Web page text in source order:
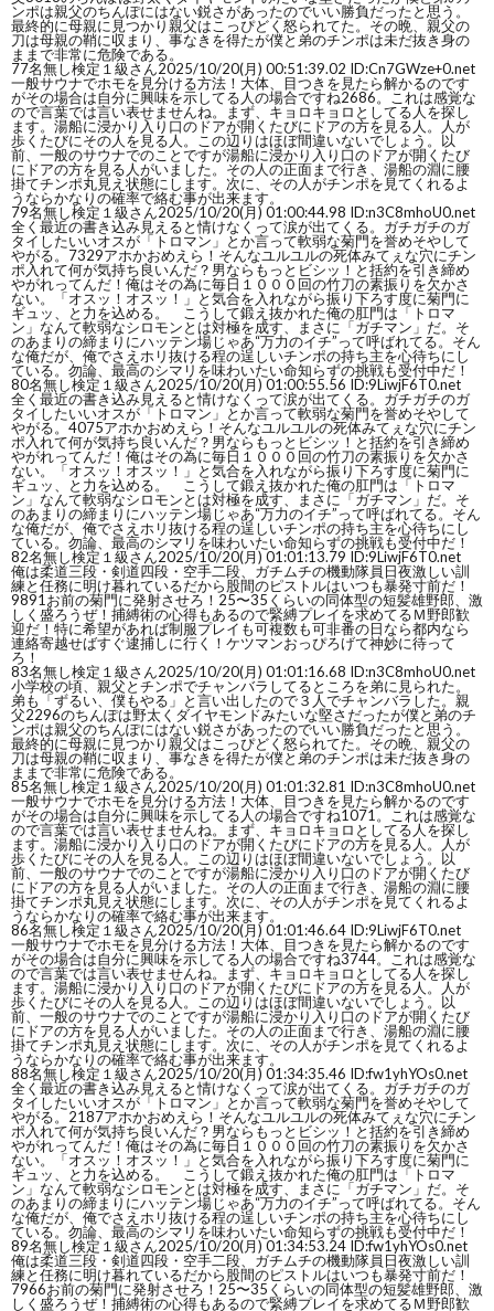
ンポは親父のちんぽにはない鋭さがあったのでいい勝負だったと思う。
最終的に母親に見つかり親父はこっぴどく怒られてた。その晩、親父の
刀は母親の鞘に収まり、事なきを得たが僕と弟のチンポは未だ抜き身の
ままで非常に危険である。
77名無し検定１級さん2025/10/20(月) 00:51:39.02 ID:Cn7GWze+0.net
一般サウナでホモを見分ける方法！大体、目つきを見たら解かるのです
がその場合は自分に興味を示してる人の場合ですね2686。これは感覚な
ので言葉では言い表せませんね。まず、キョロキョロとしてる人を探し
ます。湯船に浸かり入り口のドアが開くたびにドアの方を見る人。人が
歩くたびにその人を見る人。この辺りはほぼ間違いないでしょう。以
前、一般のサウナでのことですが湯船に浸かり入り口のドアが開くたび
にドアの方を見る人がいました。その人の正面まで行き、湯船の淵に腰
掛てチンポ丸見え状態にします。次に、その人がチンポを見てくれるよ
うならかなりの確率で絡む事が出来ます。
79名無し検定１級さん2025/10/20(月) 01:00:44.98 ID:n3C8mhoU0.net
全く最近の書き込み見えると情けなくって涙が出てくる。ガチガチのガ
タイしたいいオスが「トロマン」とか言って軟弱な菊門を誉めそやして
やがる。7329アホかおめえら！そんなユルユルの死体みてぇな穴にチン
ポ入れて何が気持ち良いんだ？男ならもっとビシッ！と括約を引き締め
やがれってんだ！俺はその為に毎日１０００回の竹刀の素振りを欠かさ
ない。「オスッ！オスッ！」と気合を入れながら振り下ろす度に菊門に
ギュッ、と力を込める。 こうして鍛え抜かれた俺の肛門は「トロマ
ン」なんて軟弱なシロモンとは対極を成す、まさに「ガチマン」だ。そ
のあまりの締まりにハッテン場じゃあ“万力のイチ”って呼ばれてる。そん
な俺だが、俺でさえホリ抜ける程の逞しいチンポの持ち主を心待ちにし
ている。勿論、最高のシマリを味わいたい命知らずの挑戦も受付中だ！
80名無し検定１級さん2025/10/20(月) 01:00:55.56 ID:9LiwjF6T0.net
全く最近の書き込み見えると情けなくって涙が出てくる。ガチガチのガ
タイしたいいオスが「トロマン」とか言って軟弱な菊門を誉めそやして
やがる。4075アホかおめえら！そんなユルユルの死体みてぇな穴にチン
ポ入れて何が気持ち良いんだ？男ならもっとビシッ！と括約を引き締め
やがれってんだ！俺はその為に毎日１０００回の竹刀の素振りを欠かさ
ない。「オスッ！オスッ！」と気合を入れながら振り下ろす度に菊門に
ギュッ、と力を込める。 こうして鍛え抜かれた俺の肛門は「トロマ
ン」なんて軟弱なシロモンとは対極を成す、まさに「ガチマン」だ。そ
のあまりの締まりにハッテン場じゃあ“万力のイチ”って呼ばれてる。そん
な俺だが、俺でさえホリ抜ける程の逞しいチンポの持ち主を心待ちにし
ている。勿論、最高のシマリを味わいたい命知らずの挑戦も受付中だ！
82名無し検定１級さん2025/10/20(月) 01:01:13.79 ID:9LiwjF6T0.net
俺は柔道三段・剣道四段・空手二段、ガチムチの機動隊員日夜激しい訓
練と任務に明け暮れているだから股間のピストルはいつも暴発寸前だ！
9891お前の菊門に発射させろ！25〜35くらいの同体型の短髪雄野郎、激
しく盛ろうぜ！捕縛術の心得もあるので緊縛プレイを求めてるＭ野郎歓
迎だ！特に希望があれば制服プレイも可複数も可非番の日なら都内なら
連絡寄越せばすぐ逮捕しに行く！ケツマンおっぴろげて神妙に待って
ろ！
83名無し検定１級さん2025/10/20(月) 01:01:16.68 ID:n3C8mhoU0.net
小学校の頃、親父とチンポでチャンバラしてるところを弟に見られた。
弟も「ずるい、僕もやる」と言い出したので３人でチャンバラした。親
父2296のちんぽは野太くダイヤモンドみたいな堅さだったが僕と弟のチ
ンポは親父のちんぽにはない鋭さがあったのでいい勝負だったと思う。
最終的に母親に見つかり親父はこっぴどく怒られてた。その晩、親父の
刀は母親の鞘に収まり、事なきを得たが僕と弟のチンポは未だ抜き身の
ままで非常に危険である。
85名無し検定１級さん2025/10/20(月) 01:01:32.81 ID:n3C8mhoU0.net
一般サウナでホモを見分ける方法！大体、目つきを見たら解かるのです
がその場合は自分に興味を示してる人の場合ですね1071。これは感覚な
ので言葉では言い表せませんね。まず、キョロキョロとしてる人を探し
ます。湯船に浸かり入り口のドアが開くたびにドアの方を見る人。人が
歩くたびにその人を見る人。この辺りはほぼ間違いないでしょう。以
前、一般のサウナでのことですが湯船に浸かり入り口のドアが開くたび
にドアの方を見る人がいました。その人の正面まで行き、湯船の淵に腰
掛てチンポ丸見え状態にします。次に、その人がチンポを見てくれるよ
うならかなりの確率で絡む事が出来ます。
86名無し検定１級さん2025/10/20(月) 01:01:46.64 ID:9LiwjF6T0.net
一般サウナでホモを見分ける方法！大体、目つきを見たら解かるのです
がその場合は自分に興味を示してる人の場合ですね3744。これは感覚な
ので言葉では言い表せませんね。まず、キョロキョロとしてる人を探し
ます。湯船に浸かり入り口のドアが開くたびにドアの方を見る人。人が
歩くたびにその人を見る人。この辺りはほぼ間違いないでしょう。以
前、一般のサウナでのことですが湯船に浸かり入り口のドアが開くたび
にドアの方を見る人がいました。その人の正面まで行き、湯船の淵に腰
掛てチンポ丸見え状態にします。次に、その人がチンポを見てくれるよ
うならかなりの確率で絡む事が出来ます。
88名無し検定１級さん2025/10/20(月) 01:34:35.46 ID:fw1yhYOs0.net
全く最近の書き込み見えると情けなくって涙が出てくる。ガチガチのガ
タイしたいいオスが「トロマン」とか言って軟弱な菊門を誉めそやして
やがる。2187アホかおめえら！そんなユルユルの死体みてぇな穴にチン
ポ入れて何が気持ち良いんだ？男ならもっとビシッ！と括約を引き締め
やがれってんだ！俺はその為に毎日１０００回の竹刀の素振りを欠かさ
ない。「オスッ！オスッ！」と気合を入れながら振り下ろす度に菊門に
ギュッ、と力を込める。 こうして鍛え抜かれた俺の肛門は「トロマ
ン」なんて軟弱なシロモンとは対極を成す、まさに「ガチマン」だ。そ
のあまりの締まりにハッテン場じゃあ“万力のイチ”って呼ばれてる。そん
な俺だが、俺でさえホリ抜ける程の逞しいチンポの持ち主を心待ちにし
ている。勿論、最高のシマリを味わいたい命知らずの挑戦も受付中だ！
89名無し検定１級さん2025/10/20(月) 01:34:53.24 ID:fw1yhYOs0.net
俺は柔道三段・剣道四段・空手二段、ガチムチの機動隊員日夜激しい訓
練と任務に明け暮れているだから股間のピストルはいつも暴発寸前だ！
7966お前の菊門に発射させろ！25〜35くらいの同体型の短髪雄野郎、激
しく盛ろうぜ！捕縛術の心得もあるので緊縛プレイを求めてるＭ野郎歓